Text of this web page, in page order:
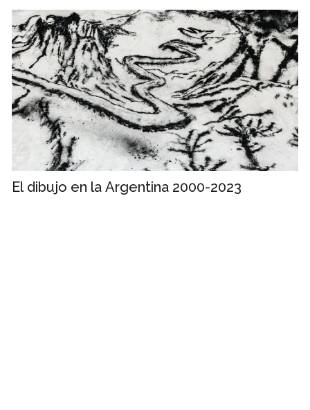
El dibujo en la Argentina 2000-2023